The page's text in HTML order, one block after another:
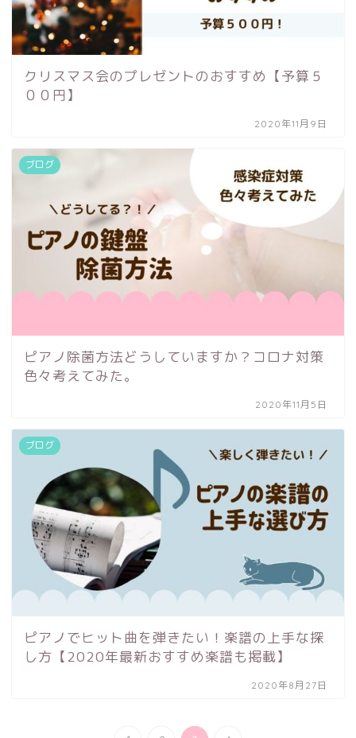
クリスマス会のプレゼントのおすすめ【予算５
００円】
2020年11月9日
ブログ
ピアノ除菌方法どうしていますか？コロナ対策
色々考えてみた。
2020年11月5日
ブログ
ピアノでヒット曲を弾きたい！楽譜の上手な探
し方【2020年最新おすすめ楽譜も掲載】
2020年8月27日